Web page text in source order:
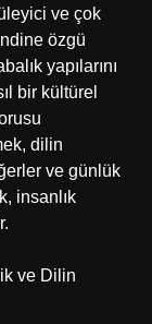
ve çok
özgü
yapılarını
bir kültürel
dilin
ve günlük
insanlık
ve Dilin